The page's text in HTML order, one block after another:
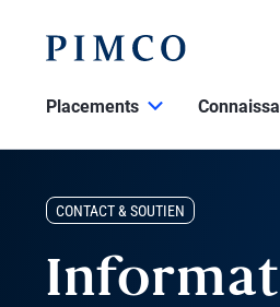
Placements
CONTACT & SOUTIEN